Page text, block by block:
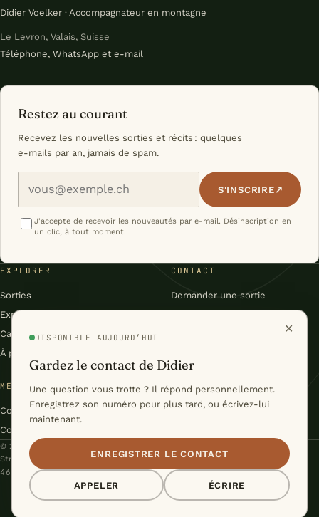
Didier Voelker · Accompagnateur en montagne
Le Levron, Valais, Suisse
Téléphone, WhatsApp et e-mail
Restez au courant
Recevez les nouvelles sorties et récits : quelques
e-mails par an, jamais de spam.
S'INSCRIRE ↗
J'accepte de recevoir les nouveautés par e-mail. Désinscription en
un clic, à tout moment.
EXPLORER
Sorties
Expéditions
Carnet
À propos
CONTACT
Demander une sortie
MENTIONS & CONDITIONS
Conditions générales
Confidentialité
© 2026 Didier Voelker – Nature Évasion · Le Levron, Valais, Suisse
Stratégie & Conception :Studio Cyril Biselx
46°06′N / 7°13′E · DU VAL DE BAGNES À LA LAPONIE
✕
DISPONIBLE AUJOURD’HUI
Gardez le contact de Didier
Une question vous trotte ? Il répond personnellement.
Enregistrez son numéro pour plus tard, ou écrivez-lui
maintenant.
ENREGISTRER LE CONTACT
APPELER ÉCRIRE